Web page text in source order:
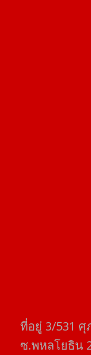
ที่อยู่​ 3/531​ ศุ
ซ.พหลโยธิน​